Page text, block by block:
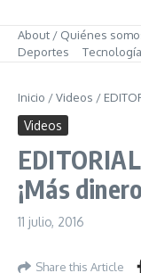
About / Quiénes
Deportes
Tecnología
Inicio /Videos /
Videos
¡Más
11 julio, 2016
Share this Article